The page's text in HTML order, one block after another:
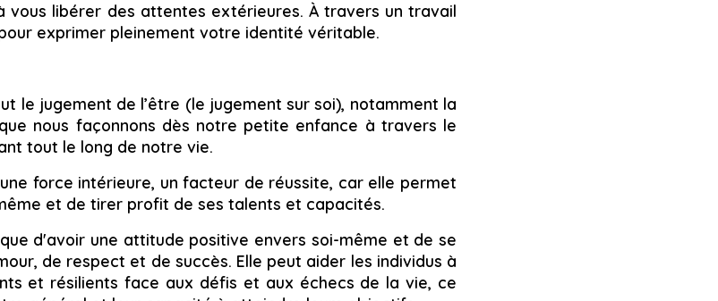
vous libérer des attentes extérieures. À travers un travail
exprimer pleinement votre identité véritable.
le jugement de l’être (le jugement sur soi), notamment la
nous façonnons dès notre petite enfance à travers le
tout le long de notre vie.
force intérieure, un facteur de réussite, car elle permet
et de tirer profit de ses talents et capacités.
d'avoir une attitude positive envers soi-même et de se
de respect et de succès. Elle peut aider les individus à
et résilients face aux défis et aux échecs de la vie, ce